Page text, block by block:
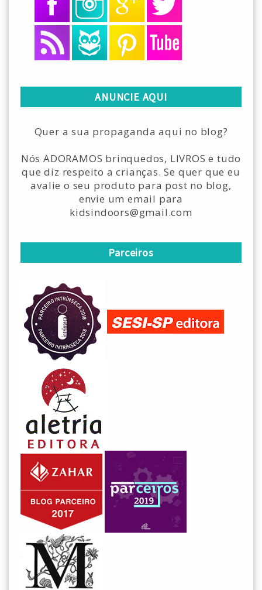
ANUNCIE AQUI
Quer a sua propaganda aqui no blog?
Nós ADORAMOS brinquedos, LIVROS e tudo
que diz respeito a crianças. Se quer que eu
avalie o seu produto para post no blog,
envie um email para
kidsindoors@gmail.com
Parceiros